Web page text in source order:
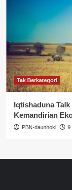
Tak Berkategori
Iqtishaduna
Kemandirian
PBN-daunhoki 9